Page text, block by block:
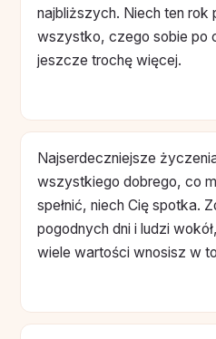
najbliższych. Niech ten rok
wszystko, czego sobie po
jeszcze trochę więcej.
Najserdeczniejsze
wszystkiego dobrego, co
spełnić, niech Cię spotka.
pogodnych dni i ludzi
wiele wartości wnosisz w